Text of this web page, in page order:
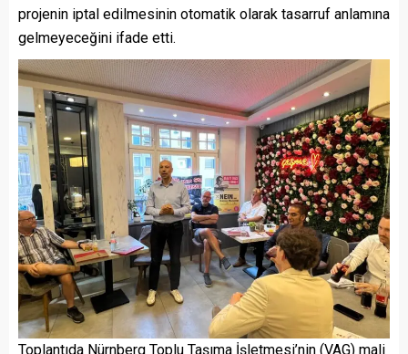
projenin iptal edilmesinin otomatik olarak tasarruf anlamına
gelmeyeceğini ifade etti.
Toplantıda Nürnberg Toplu Taşıma İşletmesi’nin (VAG) mali